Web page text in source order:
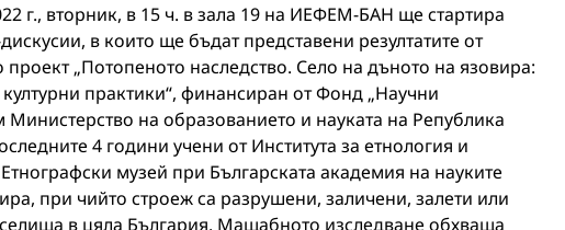
г., вторник, в 15 ч. в зала 19 на ИЕФЕМ-БАН ще стартира
в които ще бъдат представени резултатите от
проект „Потопеното наследство. Село на дъното на язовира:
практики“, финансиран от Фонд „Научни
Министерство на образованието и науката на Република
4 години учени от Института за етнология и
музей при Българската академия на науките
при чийто строеж са разрушени, заличени, залети или
селища в цяла България. Мащабното изследване обхваща